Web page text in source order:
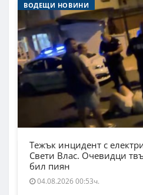
ВОДЕЩИ НОВИНИ
Тежък инцидент с
Свети Влас. Очевидци
бил пиян
04.08.2026 00:53ч.